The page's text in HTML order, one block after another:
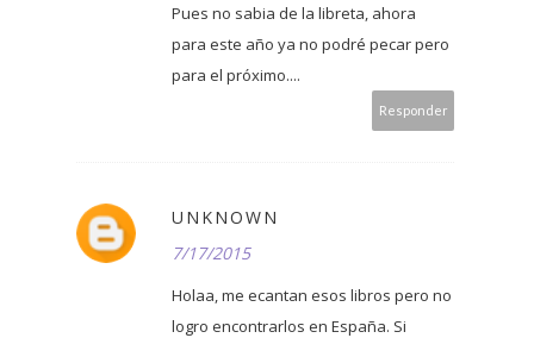
Pues no sabia de la libreta, ahora
para este año ya no podré pecar pero
para el próximo....
Responder
UNKNOWN
7/17/2015
Holaa, me ecantan esos libros pero no
logro encontrarlos en España. Si